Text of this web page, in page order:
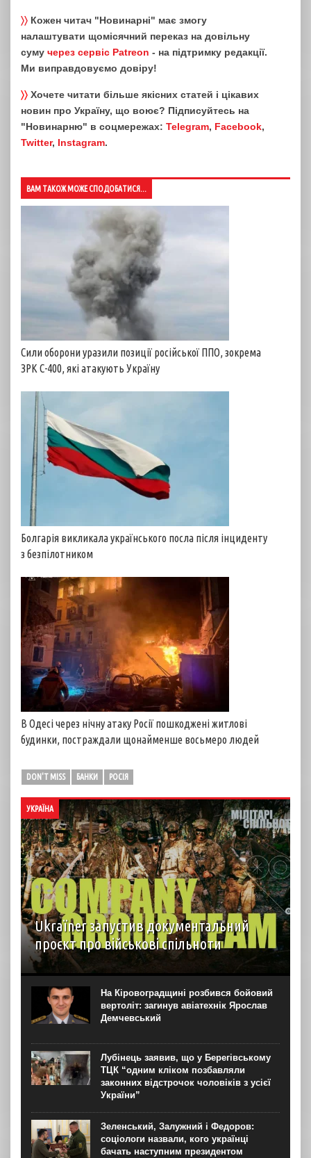
〉〉 Кожен читач "Новинарні" має змогу
налаштувати щомісячний переказ на довільну
суму через сервіс Patreon - на підтримку редакції.
Ми виправдовуємо довіру!
〉〉 Хочете читати більше якісних статей і цікавих
новин про Україну, що воює? Підписуйтесь на
"Новинарню" в соцмережах: Telegram, Facebook,
Twitter, Instagram.
ВАМ ТАКОЖ МОЖЕ СПОДОБАТИСЯ...
Сили оборони уразили позиції російської ППО, зокрема
ЗРК С-400, які атакують Україну
Болгарія викликала українського посла після інциденту
з безпілотником
В Одесі через нічну атаку Росії пошкоджені житлові
будинки, постраждали щонайменше восьмеро людей
DON'T MISS БАНКИ РОСІЯ
УКРАЇНА
Ukraїner запустив документальний
проєкт про військові спільноти
На YouTube-каналі Ukraїner W відбулася прем’єра
першої серії нового документального проєкту “Мілітарі
спільноти”. Про це “Новинарні” повідомили в Ukraїner.
“Кожна серія присвячена окремій спільноті — її історії,
цінностям, внутрішній...
На Кіровоградщині розбився бойовий
вертоліт: загинув авіатехнік Ярослав
Демчевський
Лубінець заявив, що у Берегівському
ТЦК “одним кліком позбавляли
законних відстрочок чоловіків з усієї
України”
Зеленський, Залужний і Федоров:
соціологи назвали, кого українці
бачать наступним президентом